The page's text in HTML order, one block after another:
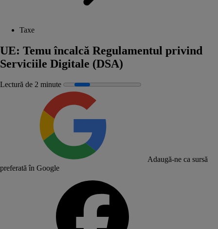
Taxe
UE: Temu încalcă Regulamentul privind
Serviciile Digitale (DSA)
Lectură de 2 minute
Adaugă-ne ca sursă
preferată în Google